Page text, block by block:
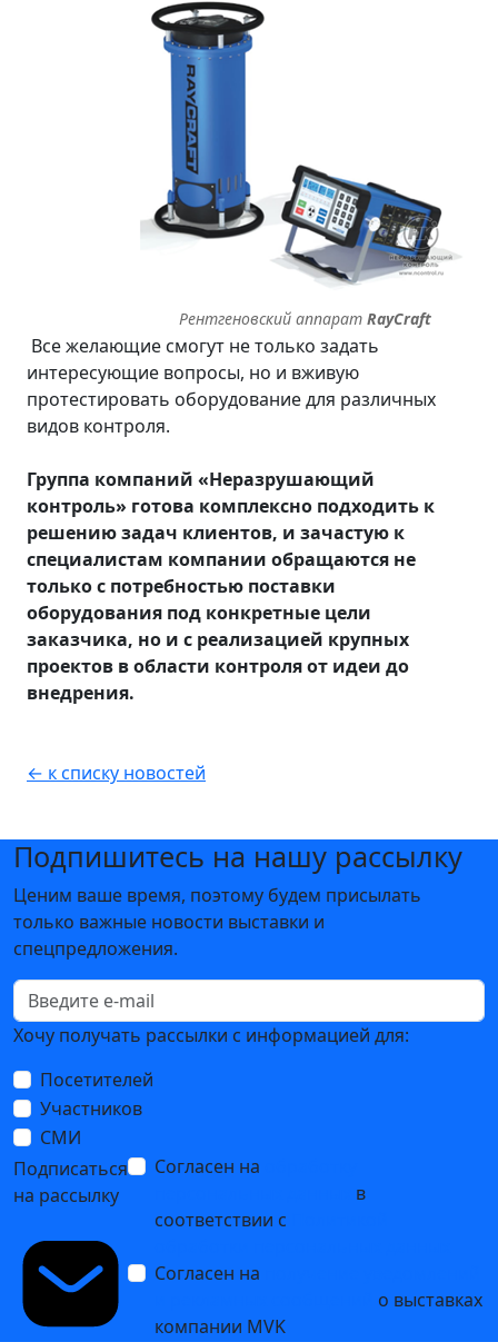
Рентгеновский аппарат RayCraft
Все желающие смогут не только задать
интересующие вопросы, но и вживую
протестировать оборудование для различных
видов контроля.
Группа компаний «Неразрушающий
контроль» готова комплексно подходить к
решению задач клиентов, и зачастую к
специалистам компании обращаются не
только с потребностью поставки
оборудования под конкретные цели
заказчика, но и с реализацией крупных
проектов в области контроля от идеи до
внедрения.
← к списку новостей
Подпишитесь на нашу рассылку
Ценим ваше время, поэтому будем присылать
только важные новости выставки и
спецпредложения.
Хочу получать рассылки с информацией для:
Посетителей
Участников
СМИ
Подписаться
на рассылку
Согласен на
в
соответствии с
Согласен на
о выставках
компании MVK